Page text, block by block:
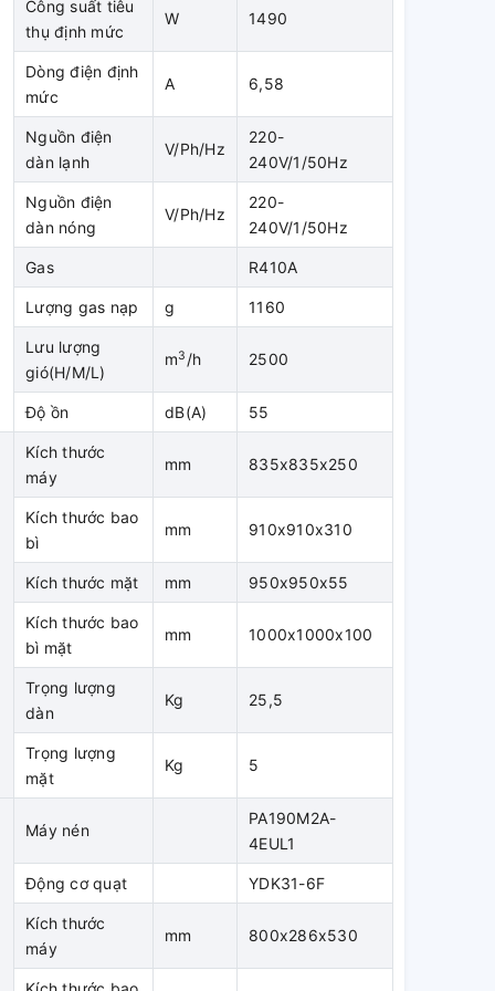
Công suất tiêu
thụ định mức
W 1490
Dòng điện định
mức
A 6,58
Nguồn điện
dàn lạnh
V/Ph/Hz
220-
240V/1/50Hz
Nguồn điện
dàn nóng
V/Ph/Hz
220-
240V/1/50Hz
Gas R410A
Lượng gas nạp g 1160
Lưu lượng
gió(H/M/L)
m3 /h 2500
Độ ồn dB(A) 55
Kích thước
máy
mm 835x835x250
Kích thước bao
bì
mm 910x910x310
Kích thước mặt mm 950x950x55
Kích thước bao
bì mặt
mm 1000x1000x100
Trọng lượng
dàn
Kg 25,5
Trọng lượng
mặt
Kg 5
Máy nén
PA190M2A-
4EUL1
Động cơ quạt YDK31-6F
Kích thước
máy
mm 800x286x530